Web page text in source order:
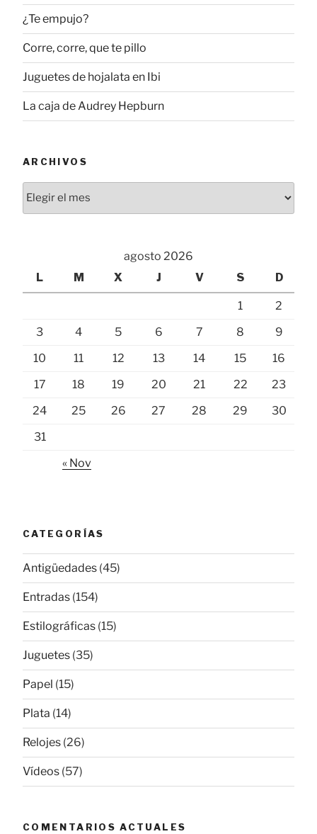
¿Te empujo?
Corre, corre, que te pillo
Juguetes de hojalata en Ibi
La caja de Audrey Hepburn
ARCHIVOS
agosto 2026
L
M X J V S D
1
2
3
4 5 6 7 8
9
10
11 12 13 14 15
16
17
18 19 20 21 22
23
24
25 26 27 28 29
30
31
« Nov
CATEGORÍAS
Antigüedades (45)
Entradas (154)
Estilográficas (15)
Juguetes (35)
Papel (15)
Plata (14)
Relojes (26)
Vídeos (57)
COMENTARIOS ACTUALES